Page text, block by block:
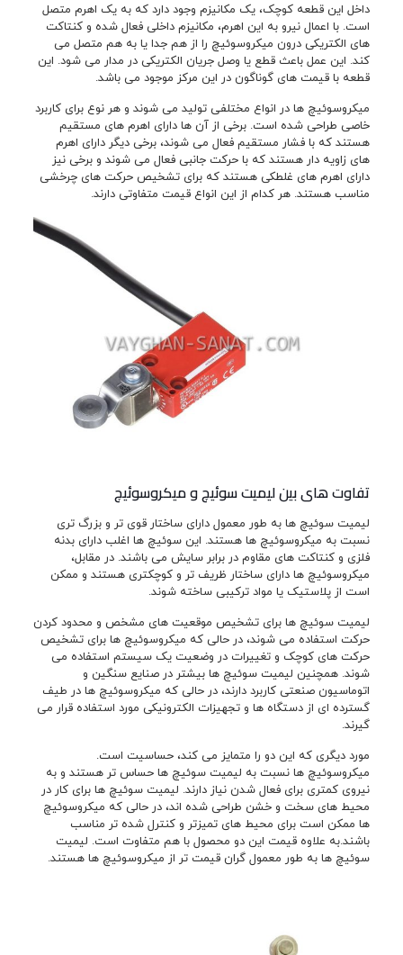
داخل این قطعه کوچک، یک مکانیزم وجود دارد که به یک اهرم متصل
است. با اعمال نیرو به این اهرم، مکانیزم داخلی فعال شده و کنتاکت
های الکتریکی درون میکروسوئیچ را از هم جدا یا به هم متصل می
کند. این عمل باعث قطع یا وصل جریان الکتریکی در مدار می شود. این
قطعه با قیمت های گوناگون در این مرکز موجود می باشد.
میکروسوئیچ ها در انواع مختلفی تولید می شوند و هر نوع برای کاربرد
خاصی طراحی شده است. برخی از آن ها دارای اهرم های مستقیم
هستند که با فشار مستقیم فعال می شوند، برخی دیگر دارای اهرم
های زاویه دار هستند که با حرکت جانبی فعال می شوند و برخی نیز
دارای اهرم های غلطکی هستند که برای تشخیص حرکت های چرخشی
مناسب هستند. هر کدام از این انواع قیمت متفاوتی دارند.
تفاوت های بین لیمیت سوئیچ و میکروسوئیچ
لیمیت سوئیچ ها به طور معمول دارای ساختار قوی تر و بزرگ تری
نسبت به میکروسوئیچ ها هستند. این سوئیچ ها اغلب دارای بدنه
فلزی و کنتاکت های مقاوم در برابر سایش می باشند. در مقابل،
میکروسوئیچ ها دارای ساختار ظریف تر و کوچکتری هستند و ممکن
است از پلاستیک یا مواد ترکیبی ساخته شوند.
لیمیت سوئیچ ها برای تشخیص موقعیت های مشخص و محدود کردن
حرکت استفاده می شوند، در حالی که میکروسوئیچ ها برای تشخیص
حرکت های کوچک و تغییرات در وضعیت یک سیستم استفاده می
شوند. همچنین لیمیت سوئیچ ها بیشتر در صنایع سنگین و
اتوماسیون صنعتی کاربرد دارند، در حالی که میکروسوئیچ ها در طیف
گسترده ای از دستگاه ها و تجهیزات الکترونیکی مورد استفاده قرار می
گیرند.
مورد دیگری که این دو را متمایز می کند، حساسیت است.
میکروسوئیچ ها نسبت به لیمیت سوئیچ ها حساس تر هستند و به
نیروی کمتری برای فعال شدن نیاز دارند. لیمیت سوئیچ ها برای کار در
محیط های سخت و خشن طراحی شده اند، در حالی که میکروسوئیچ
ها ممکن است برای محیط های تمیزتر و کنترل شده تر مناسب
باشند.به علاوه قیمت این دو محصول با هم متفاوت است. لیمیت
سوئیچ ها به طور معمول گران قیمت تر از میکروسوئیچ ها هستند.